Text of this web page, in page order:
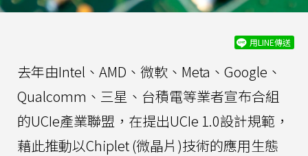
用LINE傳送
去年由Intel、AMD、微軟、Meta、Google、
Qualcomm、三星、台積電等業者宣布合組
的UCIe產業聯盟，在提出UCIe 1.0設計規範，
藉此推動以Chiplet (微晶片)技術的應用生態